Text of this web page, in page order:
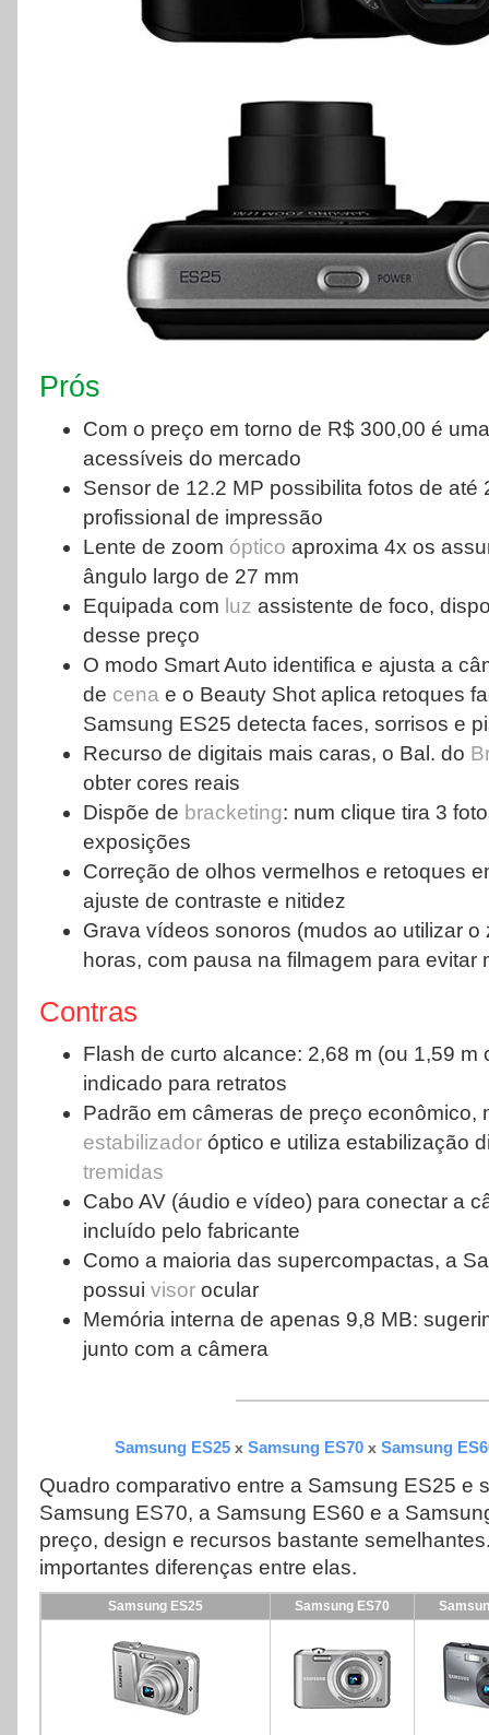
Prós
Com o preço em torno de R$ 300,00 é
acessíveis do mercado
Sensor de 12.2 MP possibilita fotos de até
profissional de impressão
Lente de zoom óptico aproxima 4x os
ângulo largo de 27 mm
Equipada com luz assistente de foco,
desse preço
O modo Smart Auto identifica e ajusta a
de cena e o Beauty Shot aplica retoques
Samsung ES25 detecta faces, sorrisos e
Recurso de digitais mais caras, o Bal. do
obter cores reais
Dispõe de bracketing: num clique tira 3
exposições
Correção de olhos vermelhos e retoques
ajuste de contraste e nitidez
Grava vídeos sonoros (mudos ao utilizar o
horas, com pausa na filmagem para evitar
Contras
Flash de curto alcance: 2,68 m (ou 1,59 m
indicado para retratos
Padrão em câmeras de preço econômico,
estabilizador óptico e utiliza estabilização
tremidas
Cabo AV (áudio e vídeo) para conectar a
incluído pelo fabricante
Como a maioria das supercompactas, a
possui visor ocular
Memória interna de apenas 9,8 MB:
junto com a câmera
Samsung ES25 x Samsung ES70 x Samsung
Quadro comparativo entre a Samsung ES25 e
Samsung ES70, a Samsung ES60 e a
preço, design e recursos bastante
importantes diferenças entre elas.
Samsung ES25 Samsung ES70